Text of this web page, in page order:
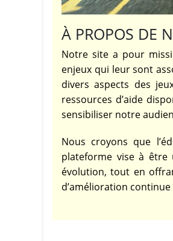
À PROPOS DE
Notre site a pour
enjeux qui leur sont
divers aspects des
ressources d’aide
sensibiliser notre
Nous croyons que
plateforme vise à
évolution, tout en
d’amélioration